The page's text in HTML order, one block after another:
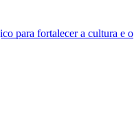
para fortalecer a cultura e o